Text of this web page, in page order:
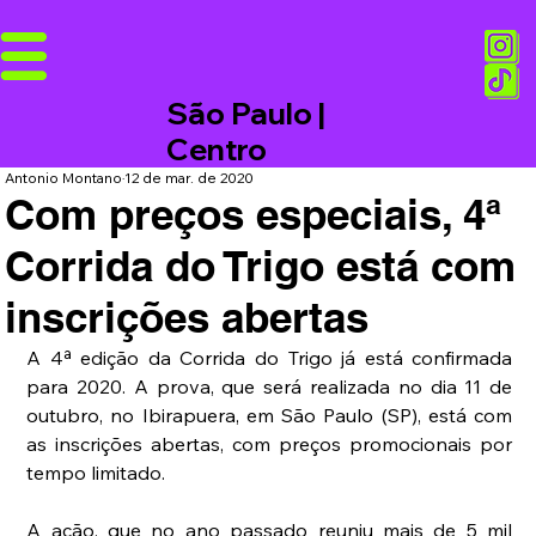
São Paulo |
Centro
Com preços especiais, 4ª
Corrida do Trigo está com
inscrições abertas
Antonio Montano12 de mar. de 2020
A 4ª edição da Corrida do Trigo já está confirmada
para 2020. A prova, que será realizada no dia 11 de
outubro, no Ibirapuera, em São Paulo (SP), está com
as inscrições abertas, com preços promocionais por
tempo limitado.
A ação, que no ano passado reuniu mais de 5 mil